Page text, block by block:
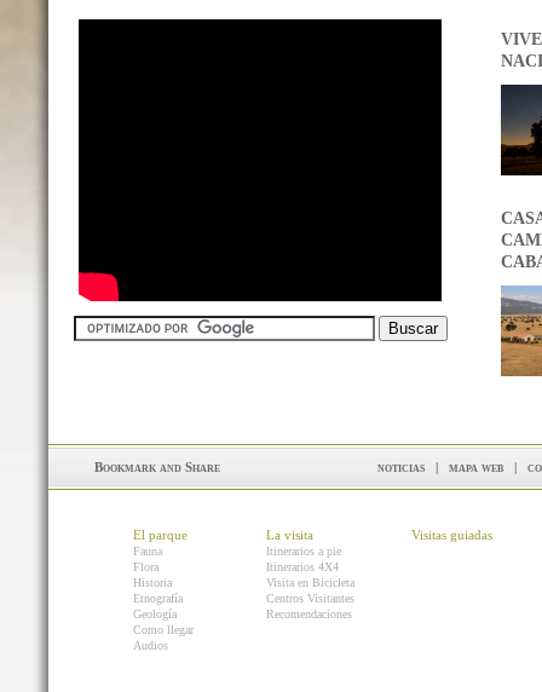
noticias | mapa web |
El parque
Fauna
Flora
Historia
Etnografía
Geología
Como llegar
Audios
La visita
Itinerarios a pie
Itinerarios 4X4
Visita en Bicicleta
Centros Visitantes
Recomendaciones
Visitas guiadas